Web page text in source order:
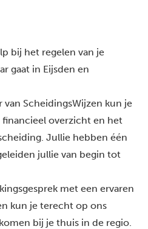
bij het regelen van je
gaat in Eijsden en
ScheidingsWijzen kun je
overzicht en het
Jullie hebben één
jullie van begin tot
met een ervaren
kun je terecht op ons
bij je thuis in de regio.